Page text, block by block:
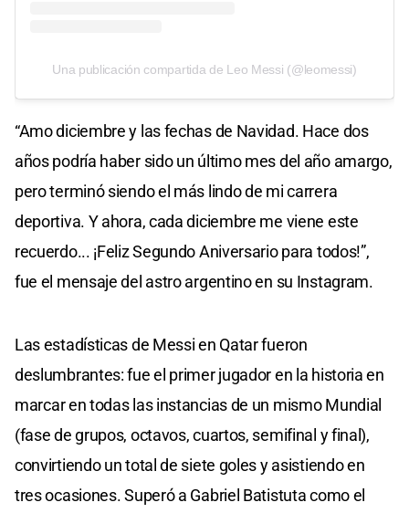
Una publicación compartida de Leo Messi (@leomessi)
“Amo diciembre y las fechas de Navidad. Hace dos
años podría haber sido un último mes del año amargo,
pero terminó siendo el más lindo de mi carrera
deportiva. Y ahora, cada diciembre me viene este
recuerdo... ¡Feliz Segundo Aniversario para todos!”,
fue el mensaje del astro argentino en su Instagram.
Las estadísticas de Messi en Qatar fueron
deslumbrantes: fue el primer jugador en la historia en
marcar en todas las instancias de un mismo Mundial
(fase de grupos, octavos, cuartos, semifinal y final),
convirtiendo un total de siete goles y asistiendo en
tres ocasiones. Superó a Gabriel Batistuta como el